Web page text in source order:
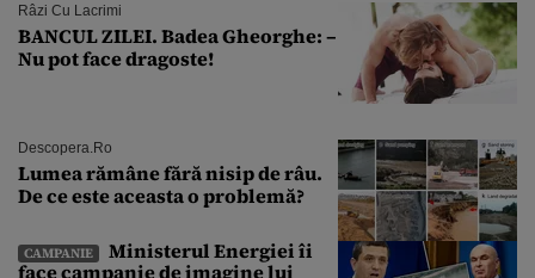
Râzi Cu Lacrimi
BANCUL ZILEI. Badea Gheorghe: –
Nu pot face dragoste!
Descopera.ro
Lumea rămâne fără nisip de râu.
De ce este aceasta o problemă?
CAMPANIE
Ministerul Energiei îi
face campanie de imagine lui